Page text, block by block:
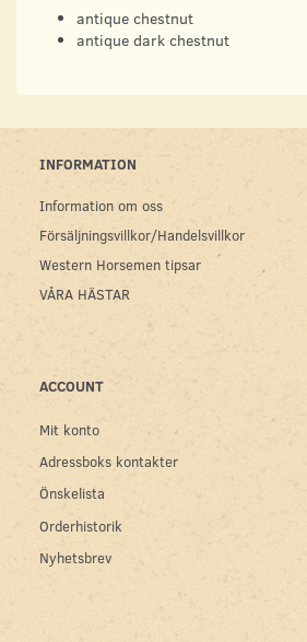
antique chestnut
antique dark chestnut
INFORMATION
Information om oss
Försäljningsvillkor/Handelsvillkor
Western Horsemen tipsar
VÅRA HÄSTAR
ACCOUNT
Mit konto
Adressboks kontakter
Önskelista
Orderhistorik
Nyhetsbrev